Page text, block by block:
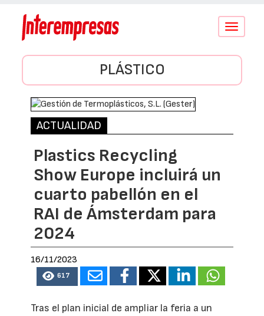
Conmutar
PLÁSTICO
ACTUALIDAD
Plastics Recycling
Show Europe incluirá un
cuarto pabellón en el
RAI de Ámsterdam para
2024
16/11/2023
617
Tras el plan inicial de ampliar la feria a un